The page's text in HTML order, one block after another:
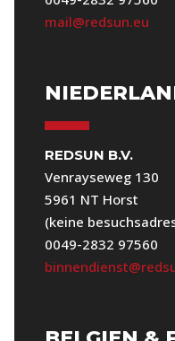
mail@redsun.eu
REDSUN B.V.
Venrayseweg 130
5961 NT Horst
(keine
0049-2832 97560